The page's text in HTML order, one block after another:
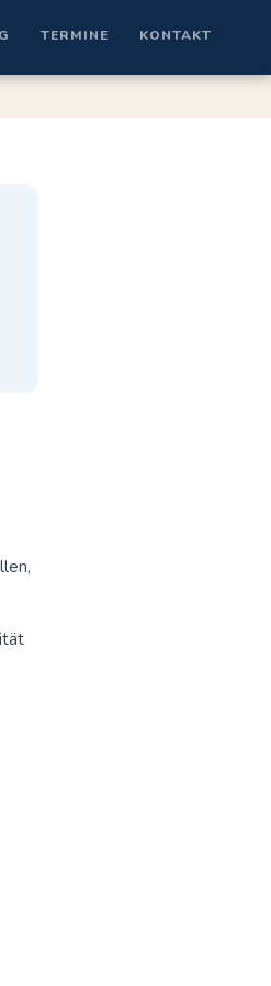
TERMINE KONTAKT